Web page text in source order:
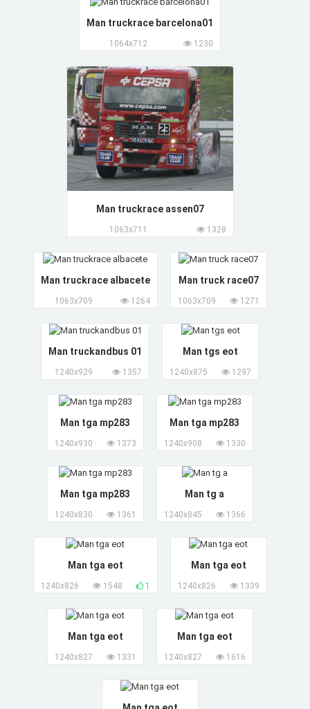
Man truckrace barcelona01
1064x712 1230
Man truckrace assen07
1063x711 1328
Man truckrace albacete
1063x709 1264
Man truck race07
1063x709 1271
Man truckandbus 01
1240x929 1357
Man tgs eot
1240x875 1297
Man tga mp283
1240x930 1373
Man tga mp283
1240x908 1330
Man tga mp283
1240x830 1361
Man tg a
1240x845 1366
Man tga eot
1240x826 1
1548
Man tga eot
1240x826 1339
Man tga eot
1240x827 1331
Man tga eot
1240x827 1616